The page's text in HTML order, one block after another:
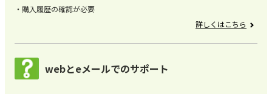
購入履歴の確認が必要
詳しくはこちら
webとeメールでのサポート